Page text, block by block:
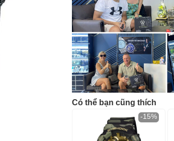
Có thể bạn cũng thích
-15%